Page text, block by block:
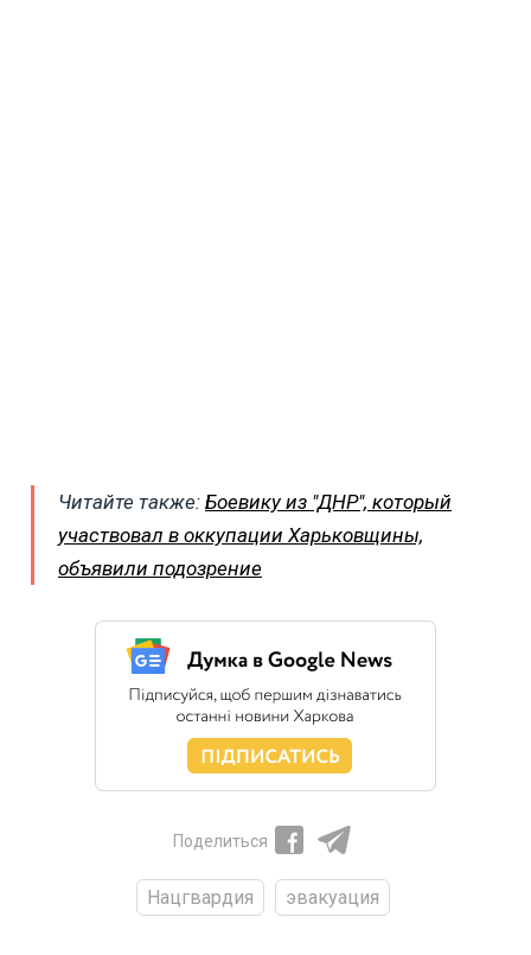
Читайте также: Боевику из "ДНР", который
участвовал в оккупации Харьковщины,
объявили подозрение
Поделиться
Нацгвардия эвакуация